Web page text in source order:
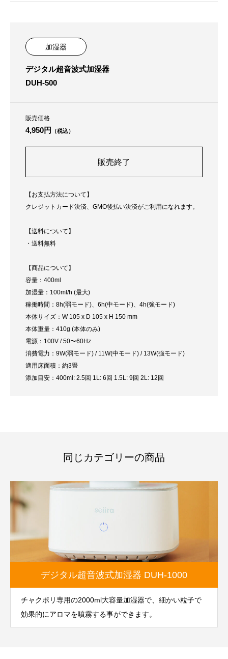
加湿器
デジタル超音波式加湿器
DUH-500
販売価格
4,950円 （税込）
販売終了
【お支払方法について】
クレジットカード決済、GMO後払い決済がご利用になれます。
【送料について】
・送料無料
【商品について】
容量：400ml
加湿量：100ml/h (最大)
稼働時間：8h(弱モード)、6h(中モード)、4h(強モード)
本体サイズ：W 105 x D 105 x H 150 mm
本体重量：410g (本体のみ)
電源：100V / 50〜60Hz
消費電力：9W(弱モード) / 11W(中モード) / 13W(強モード)
適用床面積：約3畳
添加目安：400ml: 2.5回 1L: 6回 1.5L: 9回 2L: 12回
同じカテゴリーの商品
デジタル超音波式加湿器 DUH-1000
チャクポリ専用の2000ml大容量加湿器で、細かい粒子で
効果的にアロマを噴霧する事ができます。